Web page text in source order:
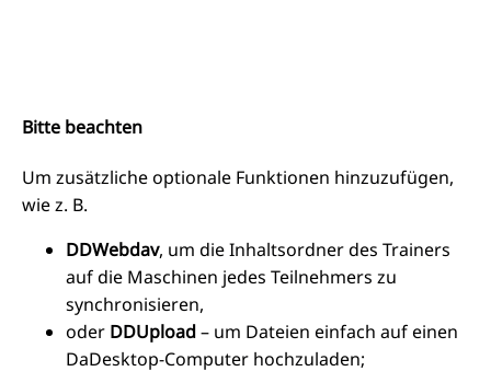
Bitte beachten
Um zusätzliche optionale Funktionen hinzuzufügen,
wie z. B.
DDWebdav, um die Inhaltsordner des Trainers
auf die Maschinen jedes Teilnehmers zu
synchronisieren,
oder DDUpload– um Dateien einfach auf einen
DaDesktop-Computer hochzuladen;